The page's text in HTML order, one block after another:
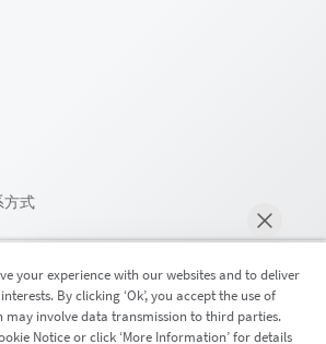
方式
Qlik 社区
your experience with our websites and to deliver
By clicking ‘Ok’, you accept the use of
may involve data transmission to third parties.
Notice or click ‘More Information’ for details